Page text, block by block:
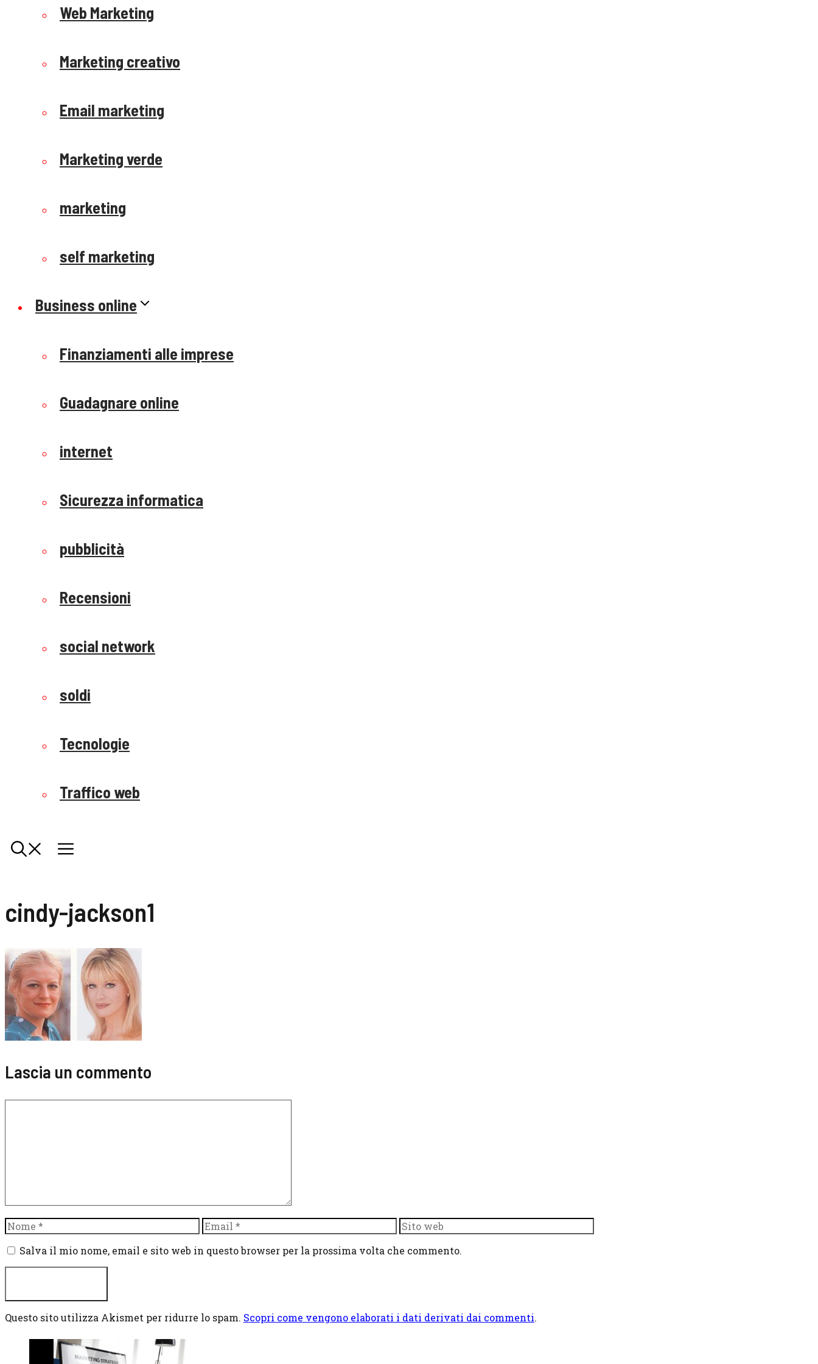
Web Marketing
Marketing creativo
Email marketing
Marketing verde
marketing
self marketing
Business online
Finanziamenti alle imprese
Guadagnare online
internet
Sicurezza informatica
pubblicità
Recensioni
social network
soldi
Tecnologie
Traffico web
cindy-jackson1
Lascia un commento
Nome Email
Sito
web
Salva il mio nome, email e sito web in questo browser per la prossima volta che commento.
Questo sito utilizza Akismet per ridurre lo spam. Scopri come vengono elaborati i dati derivati dai commenti.